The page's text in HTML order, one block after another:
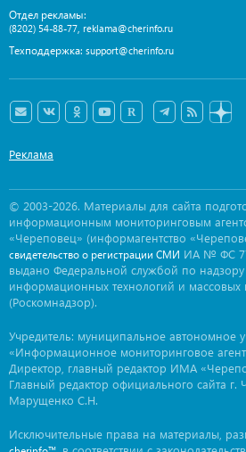
Отдел рекламы:
(8202) 54-88-77, reklama@cherinfo.ru
Техподдержка: support@cherinfo.ru
Реклама
© 2003-2026. Материалы для сайта
информационным мониторинговым
«Череповец» (информагентство
свидетельство о регистрации СМИ ИА № ФС
выдано Федеральной службой по надзору
информационных технологий и массовых
(Роскомнадзор).
Учредитель: муниципальное автономное
«Информационное мониторинговое
Директор, главный редактор ИМА
Главный редактор официального сайта г.
Марущенко С.Н.
Исключительные права на материалы,